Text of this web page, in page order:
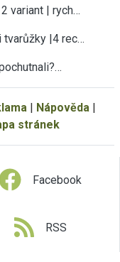
variant | rych…
tvarůžky |4 rec…
| Nápověda|
stránek
Facebook
RSS